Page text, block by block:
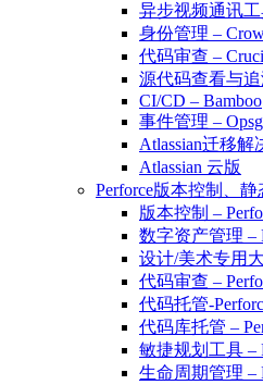
异步视频通讯工
身份管理 –
代码审查 –
源代码查看与追
CI/CD – Bamboo
事件管理 –
Atlassian迁移解
Atlassian 云版
Perforce版本控制、
版本控制 –
数字资产管理 –
设计/美术专用
代码审查 –
代码托管-
代码库托管 –
敏捷规划工具 –
生命周期管理 –